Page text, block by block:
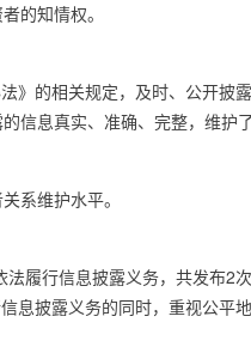
的知情权。
》的相关规定，及时、公开
信息真实、准确、完整，维护
系维护水平。
履行信息披露义务，共发布2
息披露义务的同时，重视公平